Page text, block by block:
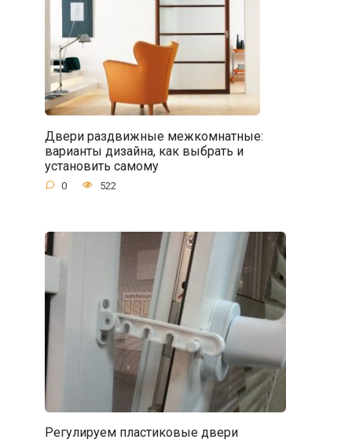
Двери раздвижные межкомнатные:
варианты дизайна, как выбрать и
установить самому
0 522
Регулируем пластиковые двери